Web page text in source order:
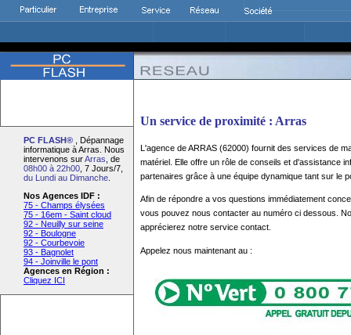
PC FLASH®
, Dépannage
informatique à Arras. Nous
intervenons surArras , de
08h00 à 22h00 , 7 Jours/7,
du Lundi au Dimanche
Nos Agences IDF :
75 - Champs élysées
75 - 16em - Saint cloud
92 - Neuilly sur seine
92 - Boulogne
92 - Courbevoie
93 - Bagnolet
94 - Joinville le pont
Agences en Région :
Cliquez ICI
Un service de proximité : Arras
L'agence de ARRAS (62000) fournit des services de
matériel. Elle offre un rôle de conseils et d'assistance
partenaires grâce à une équipe dynamique tant sur le
Afin de répondre a vos questions immédiatement
vous pouvez nous contacter au numéro ci dessous.
apprécierez notre service contact.
Appelez nous maintenant au :